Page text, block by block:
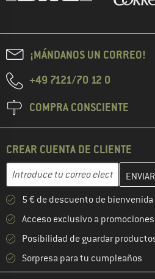
¡MÁNDANOS UN CORREO!
+49 7121/70 12 0
COMPRA CONSCIENTE
CREAR CUENTA DE CLIENTE
Dirección de correo electrónico
Introduce aquí tu dirección de
5 € de descuento de
Acceso exclusivo a
Posibilidad de guardar
Sorpresa para tu cumpleaños